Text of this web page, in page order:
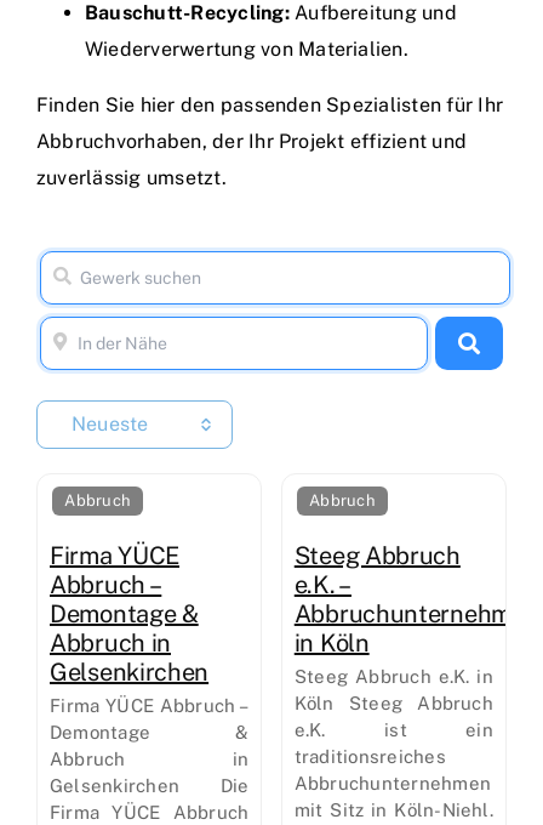
Bauschutt-Recycling:Aufbereitung und
Wiederverwertung von Materialien.
Finden Sie hier den passenden Spezialisten für Ihr
Abbruchvorhaben, der Ihr Projekt effizient und
zuverlässig umsetzt.
Neueste
Abbruch
Firma YÜCE
Abbruch –
Demontage &
Abbruch in
Gelsenkirchen
Firma YÜCE Abbruch –
Demontage &
Abbruch in
Gelsenkirchen Die
Firma YÜCE Abbruch
Abbruch
Steeg Abbruch
e.K. –
Abbruchunternehmen
in Köln
Steeg Abbruch e.K. in
Köln Steeg Abbruch
e.K. ist ein
traditionsreiches
Abbruchunternehmen
mit Sitz in Köln-Niehl.